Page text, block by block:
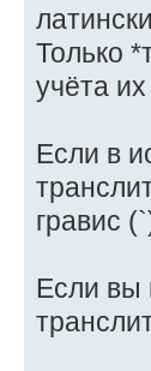
Только
учёта
Если в
гравис
Если вы